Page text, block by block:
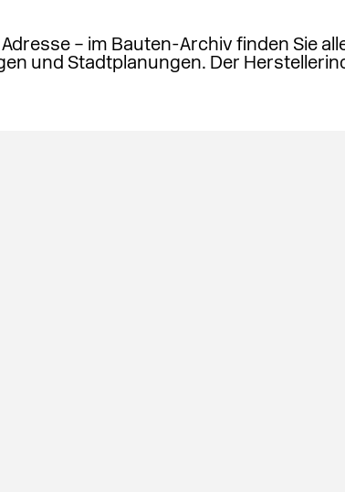
– im Bauten-Archiv finden Sie
und Stadtplanungen. Der